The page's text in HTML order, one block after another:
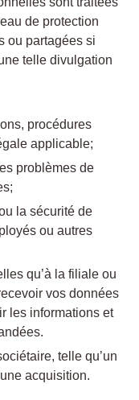
de protection
ou partagées si
telle divulgation
procédures
applicable;
problèmes de
la sécurité de
ou autres
qu’à la filiale ou
vos données
les informations et
telle qu’un
acquisition.